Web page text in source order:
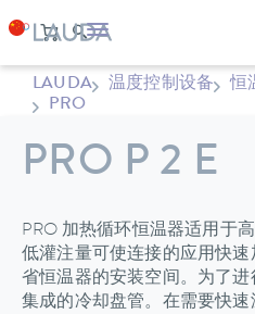
LAUDA 温度控制设备 恒
PRO
PRO P 2 E
PRO 加热循环恒温器适用于高
低灌注量可使连接的应用快速
省恒温器的安装空间。为了
集成的冷却盘管。在需要快